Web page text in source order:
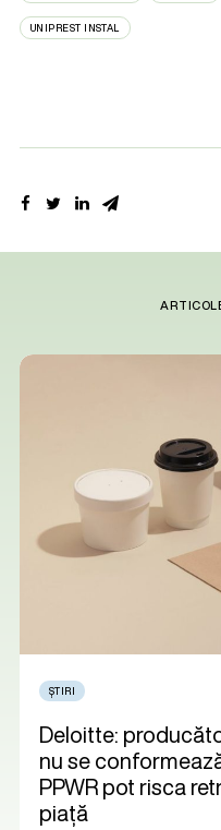
UNIPREST INSTAL
ȘTIRI
Deloitte:
nu se
PPWR pot risca
piață